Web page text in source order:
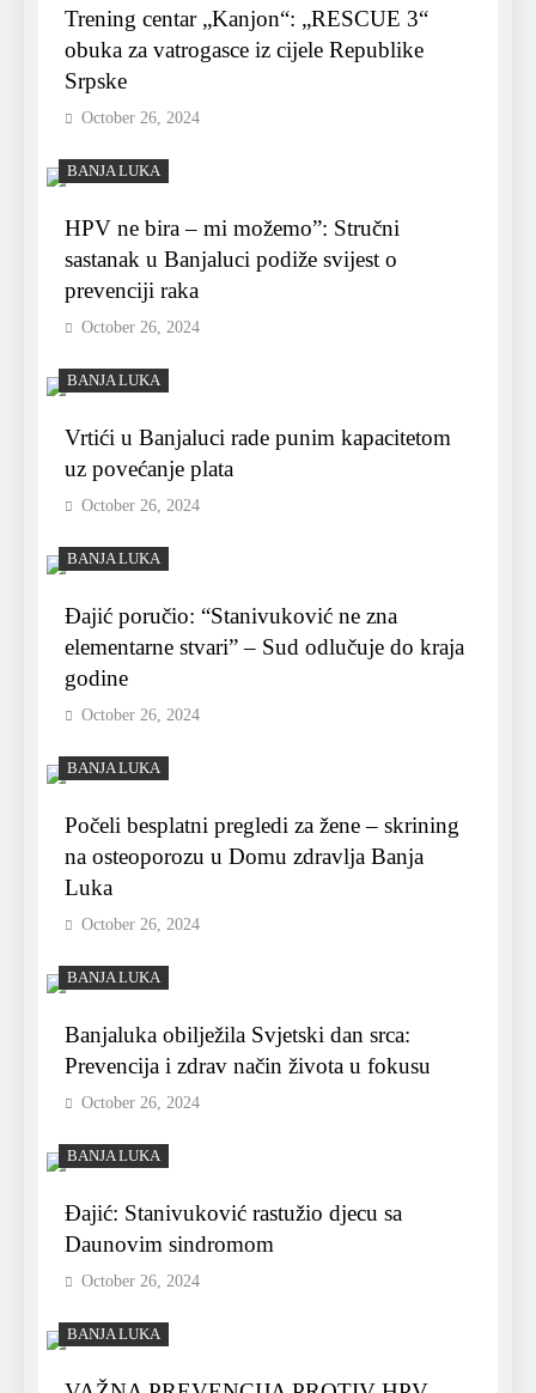
Trening centar „Kanjon“: „RESCUE 3“
obuka za vatrogasce iz cijele Republike
Srpske
October 26, 2024
BANJA LUKA
HPV ne bira – mi možemo”: Stručni
sastanak u Banjaluci podiže svijest o
prevenciji raka
October 26, 2024
BANJA LUKA
Vrtići u Banjaluci rade punim kapacitetom
uz povećanje plata
October 26, 2024
BANJA LUKA
Đajić poručio: “Stanivuković ne zna
elementarne stvari” – Sud odlučuje do kraja
godine
October 26, 2024
BANJA LUKA
Počeli besplatni pregledi za žene – skrining
na osteoporozu u Domu zdravlja Banja
Luka
October 26, 2024
BANJA LUKA
Banjaluka obilježila Svjetski dan srca:
Prevencija i zdrav način života u fokusu
October 26, 2024
BANJA LUKA
Đajić: Stanivuković rastužio djecu sa
Daunovim sindromom
October 26, 2024
BANJA LUKA